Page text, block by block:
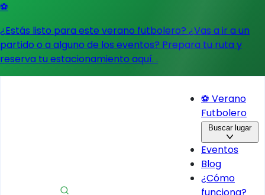
⚽
¿Estás listo para este verano futbolero? ¿Vas a ir a un
partido o a alguno de los eventos? Prepara tu ruta y
reserva tu estacionamiento aquí. .
⚽ Verano
Futbolero
Buscar lugar
Eventos
Blog
¿Cómo